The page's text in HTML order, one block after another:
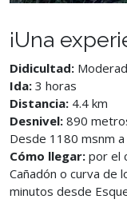
¡Una
Didicultad:
Ida: 3 horas
Distancia: 4.4 km
Desnivel: 890
Desde 1180 msnm
Cómo llegar: por el
Cañadón o curva de
minutos desde